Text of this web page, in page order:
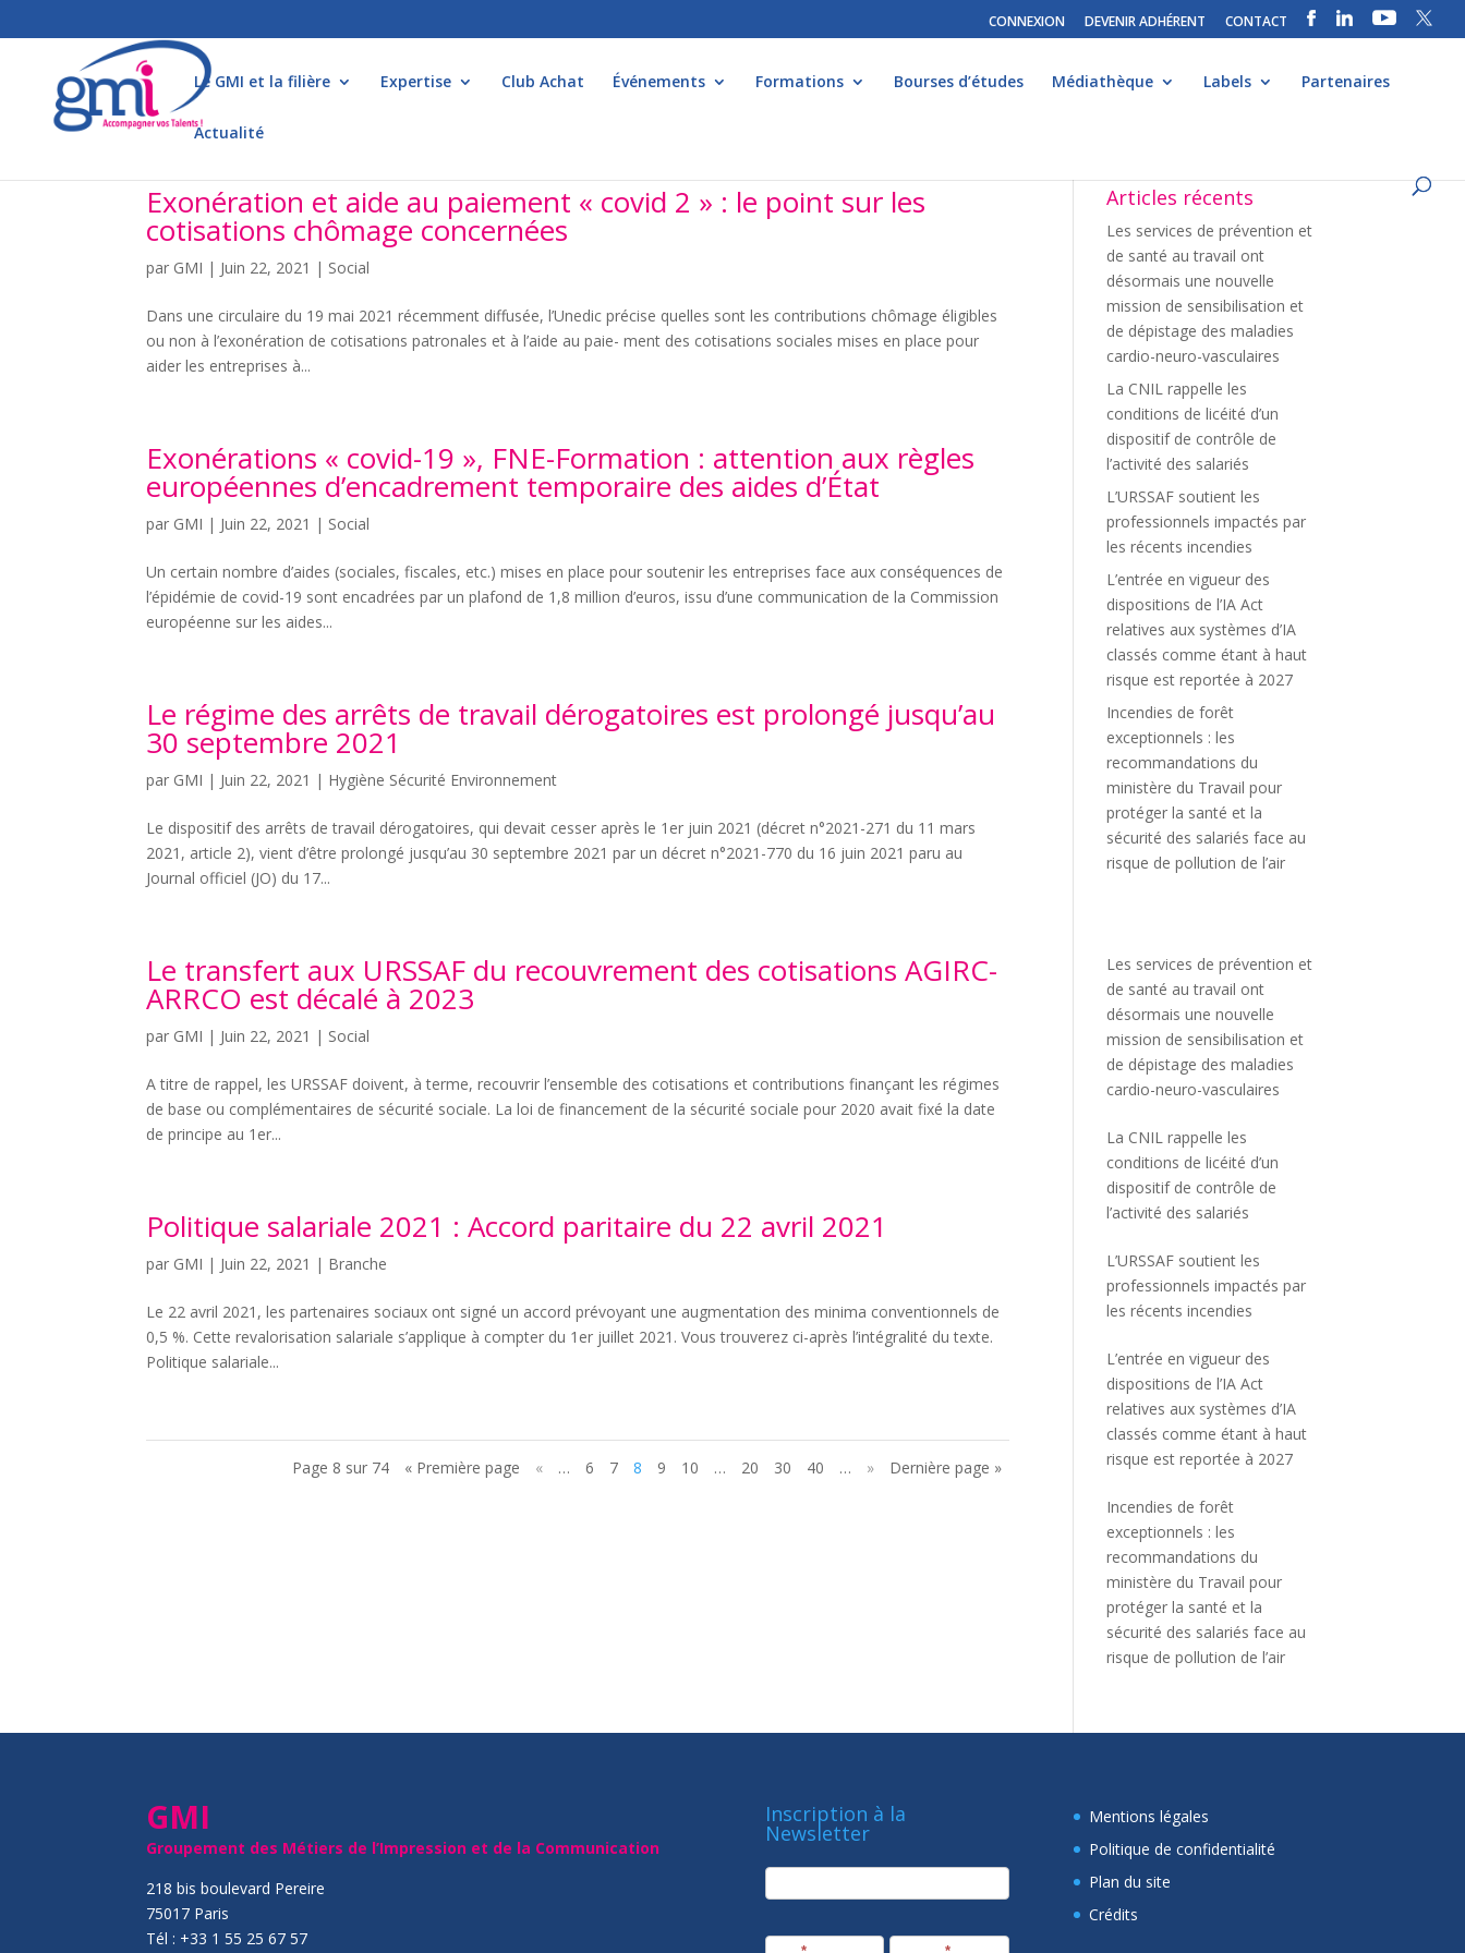
CONNEXION DEVENIR ADHÉRENT CONTACT
Le GMI et la filière Expertise Club Achat Événements Formations Bourses d’études Médiathèque Labels Partenaires
Actualité
Exonération et aide au paiement « covid 2 » : le point sur les
cotisations chômage concernées
par GMI | Juin 22, 2021 | Social
Dans une circulaire du 19 mai 2021 récemment diffusée, l’Unedic précise quelles sont les contributions chômage éligibles
ou non à l’exonération de cotisations patronales et à l’aide au paie- ment des cotisations sociales mises en place pour
aider les entreprises à...
Exonérations « covid-19 », FNE-Formation : attention aux règles
européennes d’encadrement temporaire des aides d’État
par GMI | Juin 22, 2021 | Social
Un certain nombre d’aides (sociales, fiscales, etc.) mises en place pour soutenir les entreprises face aux conséquences de
l’épidémie de covid-19 sont encadrées par un plafond de 1,8 million d’euros, issu d’une communication de la Commission
européenne sur les aides...
Le régime des arrêts de travail dérogatoires est prolongé jusqu’au
30 septembre 2021
par GMI | Juin 22, 2021 | Hygiène Sécurité Environnement
Le dispositif des arrêts de travail dérogatoires, qui devait cesser après le 1er juin 2021 (décret n°2021-271 du 11 mars
2021, article 2), vient d’être prolongé jusqu’au 30 septembre 2021 par un décret n°2021-770 du 16 juin 2021 paru au
Journal officiel (JO) du 17...
Le transfert aux URSSAF du recouvrement des cotisations AGIRC-
ARRCO est décalé à 2023
par GMI | Juin 22, 2021 | Social
A titre de rappel, les URSSAF doivent, à terme, recouvrir l’ensemble des cotisations et contributions finançant les régimes
de base ou complémentaires de sécurité sociale. La loi de financement de la sécurité sociale pour 2020 avait fixé la date
de principe au 1er...
Politique salariale 2021 : Accord paritaire du 22 avril 2021
par GMI | Juin 22, 2021 | Branche
Le 22 avril 2021, les partenaires sociaux ont signé un accord prévoyant une augmentation des minima conventionnels de
0,5 %. Cette revalorisation salariale s’applique à compter du 1er juillet 2021. Vous trouverez ci-après l’intégralité du texte.
Politique salariale...
Page 8 sur 74 « Première page « … 6 7 8 9 10 … 20 30 40 … » Dernière page »
Articles récents
Les services de prévention et
de santé au travail ont
désormais une nouvelle
mission de sensibilisation et
de dépistage des maladies
cardio-neuro-vasculaires
La CNIL rappelle les
conditions de licéité d’un
dispositif de contrôle de
l’activité des salariés
L’URSSAF soutient les
professionnels impactés par
les récents incendies
L’entrée en vigueur des
dispositions de l’IA Act
relatives aux systèmes d’IA
classés comme étant à haut
risque est reportée à 2027
Incendies de forêt
exceptionnels : les
recommandations du
ministère du Travail pour
protéger la santé et la
sécurité des salariés face au
risque de pollution de l’air
Les services de prévention et
de santé au travail ont
désormais une nouvelle
mission de sensibilisation et
de dépistage des maladies
cardio-neuro-vasculaires
La CNIL rappelle les
conditions de licéité d’un
dispositif de contrôle de
l’activité des salariés
L’URSSAF soutient les
professionnels impactés par
les récents incendies
L’entrée en vigueur des
dispositions de l’IA Act
relatives aux systèmes d’IA
classés comme étant à haut
risque est reportée à 2027
Incendies de forêt
exceptionnels : les
recommandations du
ministère du Travail pour
protéger la santé et la
sécurité des salariés face au
risque de pollution de l’air
GMI
Groupement des Métiers de l’Impression et de la Communication
218 bis boulevard Pereire
75017 Paris
Tél : +33 1 55 25 67 57
Inscription à la
Newsletter
newsletter
Mentions légales
Politique de confidentialité
Plan du site
Crédits